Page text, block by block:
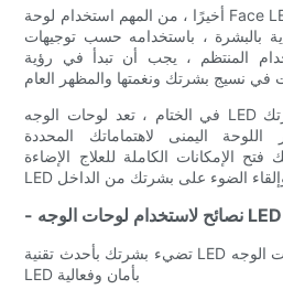
أخيرًا ، من المهم استخدام لوحة Face LED الخاصة بك باستمرار لرؤية
بالبشرة ، باستخدامه حسب توجيهات
المنتظم ، يجب أن تبدأ في رؤية
في الختام ، تعد لوحات الوجه LED أداة قوية لتحسين صحة بشرتك
اليمنى لاهتماماتك المحددة
الإمكانات الكاملة للعلاج الإضاءة
تضيء بشرتك بأحدث تقنية LED للوجه - نصائح لاستخدام لوحات الوجه
LED بأمان وفعالية